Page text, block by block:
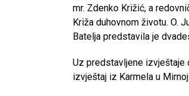
mr. Zdenko Križić, a
Križa duhovnom životu. O.
Batelja predstavila je
Uz predstavljene izvještaje
izvještaj iz Karmela u